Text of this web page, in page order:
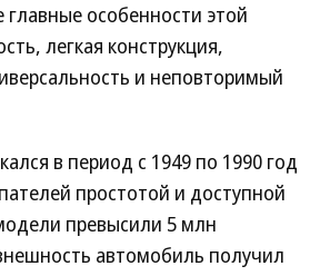
особенности этой
легкая конструкция,
и неповторимый
в период с 1949 по 1990 год
простотой и доступной
превысили 5 млн
автомобиль получил